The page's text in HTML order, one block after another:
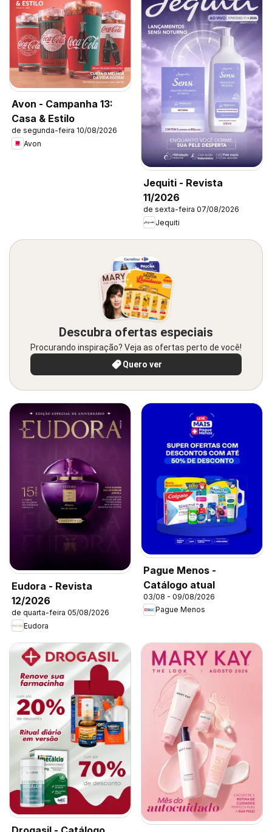
Avon - Campanha 13:
Casa & Estilo
de segunda-feira 10/08/2026
Avon
Jequiti - Revista
11/2026
de sexta-feira 07/08/2026
Jequiti
Descubra ofertas especiais
Procurando inspiração? Veja as ofertas perto de você!
Quero ver
Eudora - Revista
12/2026
de quarta-feira 05/08/2026
Eudora
Pague Menos -
Catálogo atual
03/08 - 09/08/2026
Pague Menos